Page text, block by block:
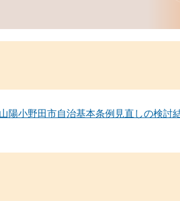
陽小野田市自治基本条例見直しの検討